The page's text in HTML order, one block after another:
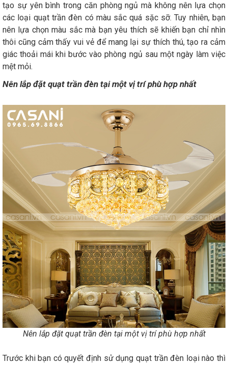
tạo sự yên bình trong căn phòng ngủ mà không nên lựa chọn
các loại quạt trần đèn có màu sắc quá sặc sỡ. Tuy nhiên, bạn
nên lựa chọn màu sắc mà bạn yêu thích sẽ khiến bạn chỉ nhìn
thôi cũng cảm thấy vui vẻ để mang lại sự thích thú, tạo ra cảm
giác thoải mái khi bước vào phòng ngủ sau một ngày làm việc
mệt mỏi.
Nên lắp đặt quạt trần đèn tại một vị trí phù hợp nhất
Nên lắp đặt quạt trần đèn tại một vị trí phù hợp nhất
Trước khi bạn có quyết định sử dụng quạt trần đèn loại nào thì